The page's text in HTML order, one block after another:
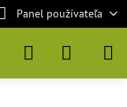
Panel používateľa